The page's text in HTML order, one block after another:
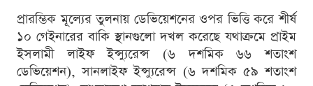
প্রারম্ভিক মূল্যের তুলনায় ডেভিয়েশনের ওপর ভিত্তি করে শীর্ষ
১০ গেইনারের বাকি স্থানগুলো দখল করেছে যথাক্রমে প্রাইম
ইসলামী লাইফ ইন্স্যুরেন্স (৬ দশমিক ৬৬ শতাংশ
ডেভিয়েশন), সানলাইফ ইন্স্যুরেন্স (৬ দশমিক ৫৯ শতাংশ